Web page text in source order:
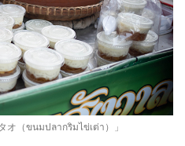
オ（ขนมปลากริมไข่เต่า）」